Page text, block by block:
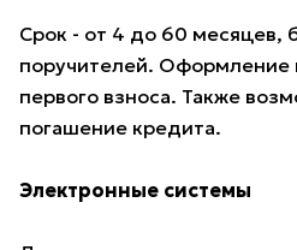
Срок - от 4 до 60 месяцев,
поручителей. Оформление
первого взноса. Также
погашение кредита.
Электронные системы